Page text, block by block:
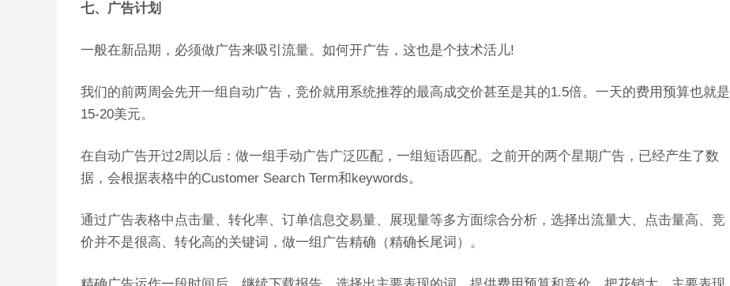
七、广告计划
一般在新品期，必须做广告来吸引流量。如何开广告，这也是个技术活儿!
我们的前两周会先开一组自动广告，竞价就用系统推荐的最高成交价甚至是其的1.5倍。一天的费用预算也就是
15-20美元。
在自动广告开过2周以后：做一组手动广告广泛匹配，一组短语匹配。之前开的两个星期广告，已经产生了数
据，会根据表格中的Customer Search Term和keywords。
通过广告表格中点击量、转化率、订单信息交易量、展现量等多方面综合分析，选择出流量大、点击量高、竞
价并不是很高、转化高的关键词，做一组广告精确（精确长尾词）。